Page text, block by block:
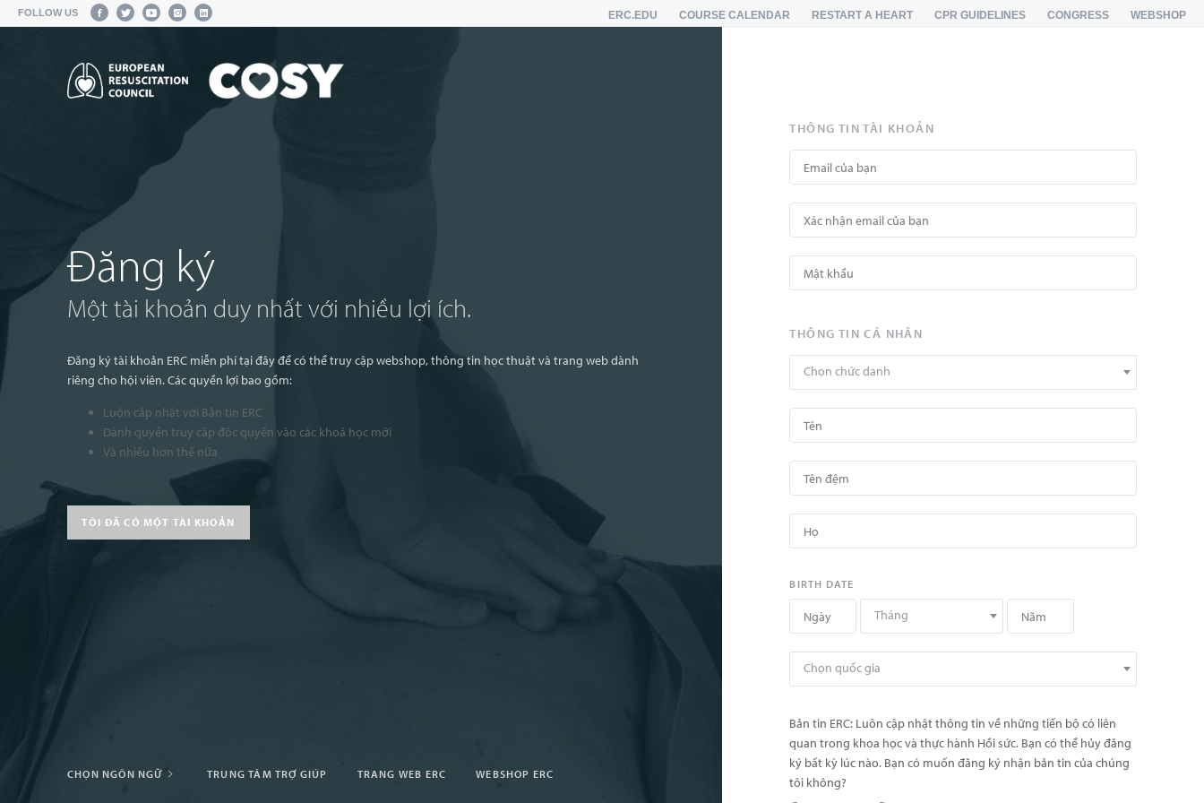
FOLLOW US ERC.EDU COURSE CALENDAR RESTART A HEART CPR GUIDELINES CONGRESS WEBSHOP
Đăng ký
Một tài khoản duy nhất với nhiều lợi ích.
Đăng ký tài khoản ERC miễn phí tại đây để có thể truy cập webshop, thông tin học thuật và trang web dành
riêng cho hội viên. Các quyền lợi bao gồm:
Luôn cập nhật với Bản tin ERC
Dành quyền truy cập độc quyền vào các khoá học mới
Và nhiều hơn thế nữa
TÔI ĐÃ CÓ MỘT TÀI KHOẢN
CHỌN NGÔN NGỮ TRUNG TÂM TRỢ GIÚP TRANG WEB ERC WEBSHOP ERC
THÔNG TIN TÀI KHOẢN
THÔNG TIN CÁ NHÂN
Chọn chức danh
BIRTH DATE
Tháng
Chọn quốc gia
Bản tin ERC: Luôn cập nhật thông tin về những tiến bộ có liên
quan trong khoa học và thực hành Hồi sức. Bạn có thể hủy đăng
ký bất kỳ lúc nào. Bạn có muốn đăng ký nhận bản tin của chúng
tôi không?